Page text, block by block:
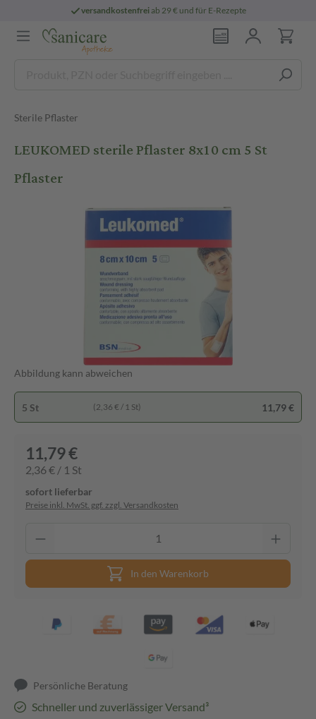
versandkostenfreiab 29 € und für E-Rezepte
Sterile Pflaster
LEUKOMED sterile Pflaster 8x10 cm 5 St
Pflaster
Abbildung kann abweichen
5 St (2,36 € / 1 St) 11,79 €
11,79 €
2,36 € / 1 St
sofort lieferbar
Preise inkl. MwSt. ggf. zzgl. Versandkosten
In den Warenkorb
Persönliche Beratung
Schneller und zuverlässiger Versand³